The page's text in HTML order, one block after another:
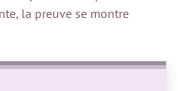
la preuve se montre